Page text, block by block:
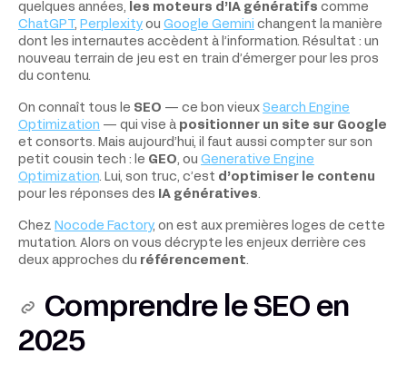
quelques années,
les moteurs d’IA génératifs comme
ChatGPT , Perplexity ou Google Gemini changent la manière
dont les internautes accèdent à l’information. Résultat : un
nouveau terrain de jeu est en train d’émerger pour les pros
du contenu.
On connaît tous le SEO — ce bon vieux Search Engine
Optimization — qui vise à positionner un site sur Google
et consorts. Mais aujourd’hui, il faut aussi compter sur son
petit cousin tech : le GEO, ou Generative Engine
Optimization. Lui, son truc, c’est d’optimiser le contenu
pour les réponses des IA génératives.
Chez Nocode Factory, on est aux premières loges de cette
mutation. Alors on vous décrypte les enjeux derrière ces
deux approches du référencement.
Comprendre le SEO en
2025